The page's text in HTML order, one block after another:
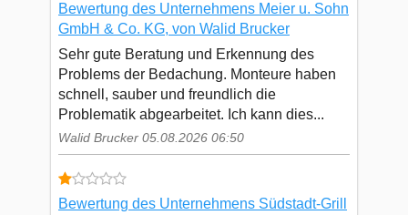
Bewertung des Unternehmens Meier u. Sohn
GmbH & Co. KG, von Walid Brucker
Sehr gute Beratung und Erkennung des
Problems der Bedachung. Monteure haben
schnell, sauber und freundlich die
Problematik abgearbeitet. Ich kann dies...
Walid Brucker 05.08.2026 06:50
Bewertung des Unternehmens Südstadt-Grill